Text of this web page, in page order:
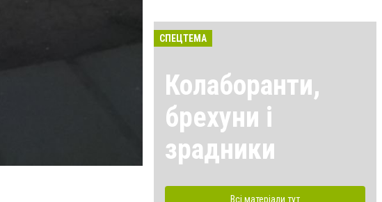
СПЕЦТЕМА
Колаборанти,
брехуни і
зрадники
Всі матеріали тут